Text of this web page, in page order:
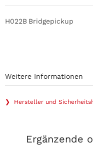
H022B Bridgepickup
Weitere Informationen
❯ Hersteller und
Ergänzende